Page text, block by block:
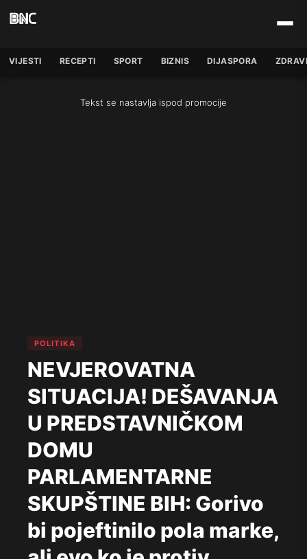
VIJESTI RECEPTI SPORT BIZNIS DIJASPORA
Tekst se nastavlja ispod promocije
POLITIKA
NEVJEROVATNA
SITUACIJA! DEŠAVANJA
U PREDSTAVNIČKOM
DOMU
PARLAMENTARNE
SKUPŠTINE BIH: Gorivo
bi pojeftinilo pola marke,